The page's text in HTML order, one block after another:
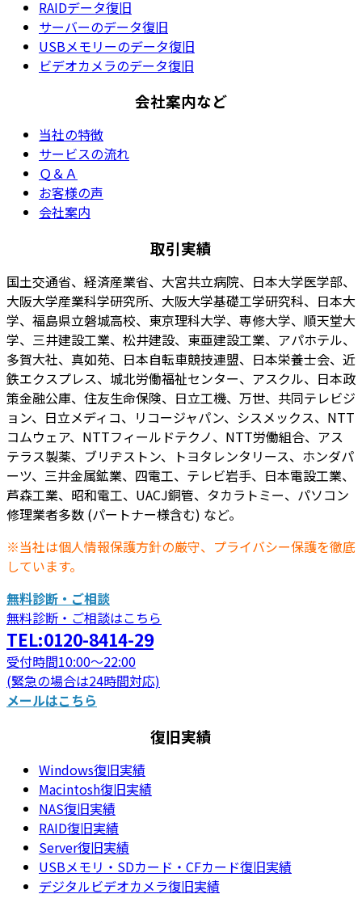
RAIDデータ復旧
サーバーのデータ復旧
USBメモリーのデータ復旧
ビデオカメラのデータ復旧
会社案内など
当社の特徴
サービスの流れ
Ｑ＆Ａ
お客様の声
会社案内
取引実績
国土交通省、経済産業省、大宮共立病院、日本大学医学部、
大阪大学産業科学研究所、大阪大学基礎工学研究科、日本大
学、福島県立磐城高校、東京理科大学、専修大学、順天堂大
学、三井建設工業、松井建設、東亜建設工業、アパホテル、
多賀大社、真如苑、日本自転車競技連盟、日本栄養士会、近
鉄エクスプレス、城北労働福祉センター、アスクル、日本政
策金融公庫、住友生命保険、日立工機、万世、共同テレビジ
ョン、日立メディコ、リコージャパン、シスメックス、NTT
コムウェア、NTTフィールドテクノ、NTT労働組合、アス
テラス製薬、ブリヂストン、トヨタレンタリース、ホンダパ
ーツ、三井金属鉱業、四電工、テレビ岩手、日本電設工業、
芦森工業、昭和電工、UACJ銅管、タカラトミー、パソコン
修理業者多数 (パートナー様含む) など。
※当社は個人情報保護方針の厳守、プライバシー保護を徹底
しています。
無料診断・ご相談
無料診断・ご相談はこちら
TEL:0120-8414-29
受付時間10:00～22:00
(緊急の場合は24時間対応)
メールはこちら
復旧実績
Windows復旧実績
Macintosh復旧実績
NAS復旧実績
RAID復旧実績
Server復旧実績
USBメモリ・SDカード・CFカード復旧実績
デジタルビデオカメラ復旧実績